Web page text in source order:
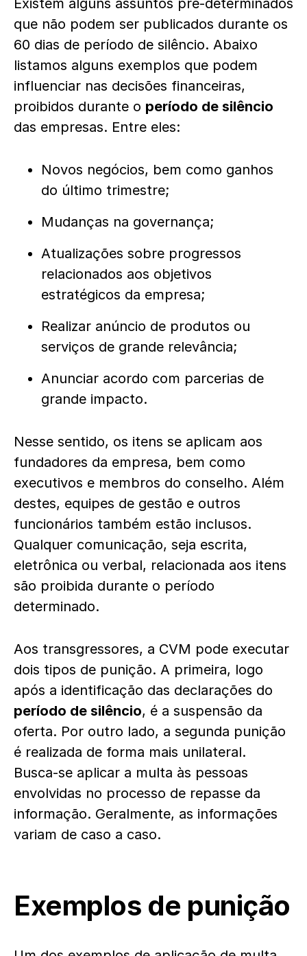
Existem alguns assuntos pré-determinados
que não podem ser publicados durante os
60 dias de período de silêncio. Abaixo
listamos alguns exemplos que podem
influenciar nas decisões financeiras,
proibidos durante o período de silêncio
das empresas. Entre eles:
Novos negócios, bem como ganhos
do último trimestre;
Mudanças na governança;
Atualizações sobre progressos
relacionados aos objetivos
estratégicos da empresa;
Realizar anúncio de produtos ou
serviços de grande relevância;
Anunciar acordo com parcerias de
grande impacto.
Nesse sentido, os itens se aplicam aos
fundadores da empresa, bem como
executivos e membros do conselho. Além
destes, equipes de gestão e outros
funcionários também estão inclusos.
Qualquer comunicação, seja escrita,
eletrônica ou verbal, relacionada aos itens
são proibida durante o período
determinado.
Aos transgressores, a CVM pode executar
dois tipos de punição. A primeira, logo
após a identificação das declarações do
período de silêncio, é a suspensão da
oferta. Por outro lado, a segunda punição
é realizada de forma mais unilateral.
Busca-se aplicar a multa às pessoas
envolvidas no processo de repasse da
informação. Geralmente, as informações
variam de caso a caso.
Exemplos de punição